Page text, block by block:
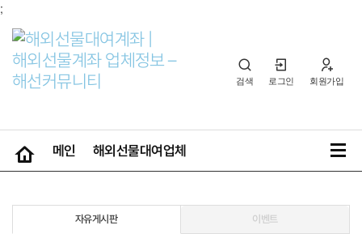
;
검색 로그인 회원가입
메인 해외선물대여업체
자유게시판 이벤트